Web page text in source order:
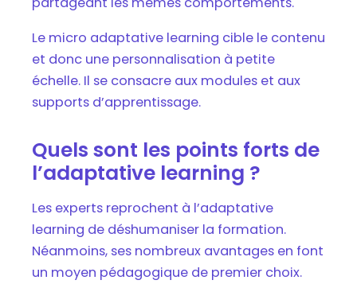
Le micro adaptative learning cible le contenu
et donc une personnalisation à petite
échelle. Il se consacre aux modules et aux
supports d’apprentissage.
Quels sont les points forts de
l’adaptative learning ?
Les experts reprochent à l’adaptative
learning de déshumaniser la formation.
Néanmoins, ses nombreux avantages en font
un moyen pédagogique de premier choix.